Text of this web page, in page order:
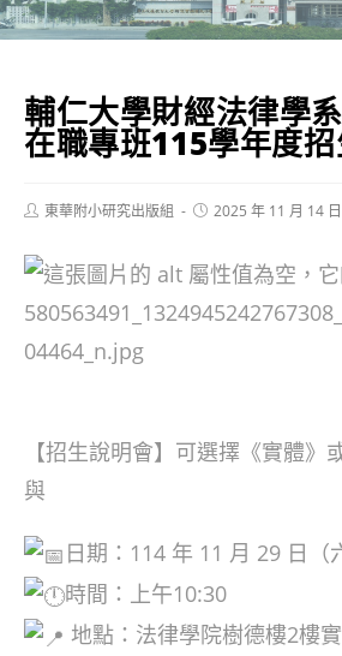
輔仁大學財經法律學
在職專班115學年度
Post東華附小研究出版組
Post2025 年 11 月 14 日
【招生說明會】可選擇《實體》
與
日期：114 年 11 月 29 日（
時間：上午10:30
地點：法律學院樹德樓2樓